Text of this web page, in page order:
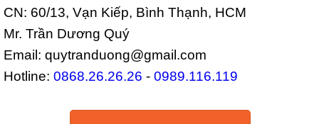
CN: 60/13, Vạn Kiếp, Bình Thạnh, HCM
Mr. Trần Dương Quý
Email: quytranduong@gmail.com
Hotline: 0868.26.26.26 - 0989.116.119